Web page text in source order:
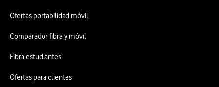
Ofertas portabilidad móvil
Comparador fibra y móvil
Fibra estudiantes
Ofertas para clientes